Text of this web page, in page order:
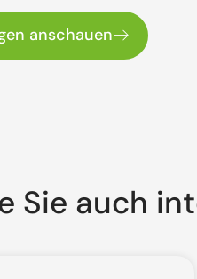
anschauen
Sie auch